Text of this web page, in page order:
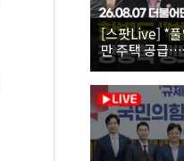
[스팟Live] *풀
만 주택 공급…
26.08.07 더불